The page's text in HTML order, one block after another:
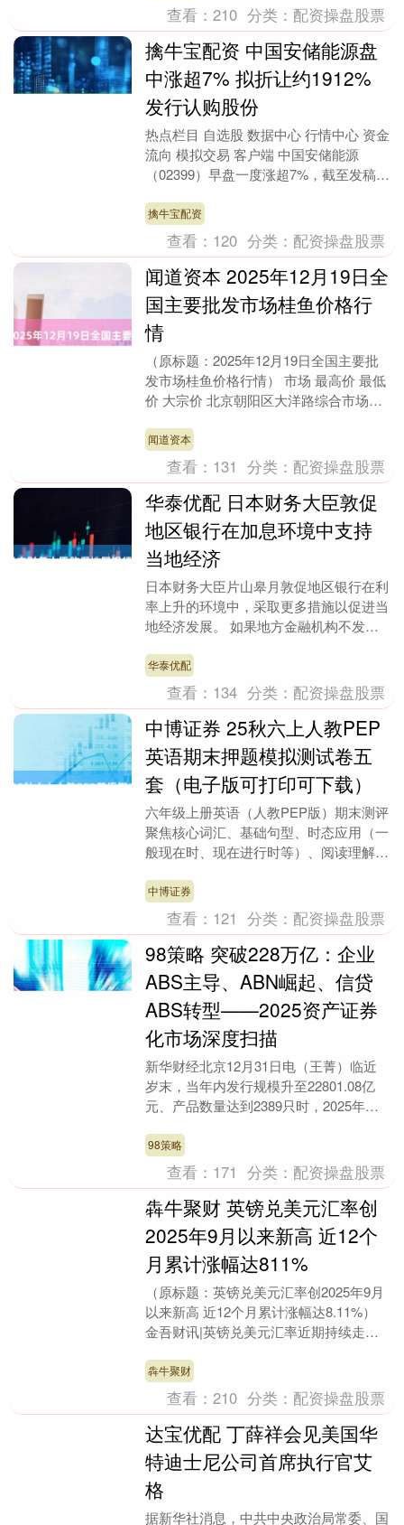
查看：210 分类： 配资操盘股票
擒牛宝配资 中国安储能源盘
中涨超7% 拟折让约1912%
发行认购股份
热点栏目 自选股 数据中心 行情中心 资金
流向 模拟交易 客户端 中国安储能源
（02399）早盘一度涨超7%，截至发稿，
擒牛宝配资
查看： 120 分类： 配资操盘股票
闻道资本 2025年12月19日全
国主要批发市场桂鱼价格行
情
（原标题：2025年12月19日全国主要批
发市场桂鱼价格行情） 市场 最高价 最低
价 大宗价 北京朝阳区大洋路综合市场
闻道资本
查看： 131 分类： 配资操盘股票
华泰优配 日本财务大臣敦促
地区银行在加息环境中支持
当地经济
日本财务大臣片山皋月敦促地区银行在利
率上升的环境中，采取更多措施以促进当
地经济发展。 如果地方金融机构不发放
未来，”片山皋月....
华泰优配
查看： 134 分类： 配资操盘股票
中博证券 25秋六上人教PEP
英语期末押题模拟测试卷五
套（电子版可打印可下载）
六年级上册英语（人教PEP版）期末测评
聚焦核心词汇、基础句型、时态应用（一
般现在时、现在进行时等）、阅读理解与
综合应用性，精....
中博证券
查看： 121 分类： 配资操盘股票
98策略 突破228万亿：企业
ABS主导、ABN崛起、信贷
ABS转型——2025资产证券
化市场深度扫描
新华财经北京12月31日电（王菁）临近
岁末，当年内发行规模升至22801.08亿
元、产品数量达到2389只时，2025年的
点、....
98策略
查看： 171 分类： 配资操盘股票
犇牛聚财 英镑兑美元汇率创
2025年9月以来新高 近12个
月累计涨幅达811%
（原标题：英镑兑美元汇率创2025年9月
以来新高 近12个月累计涨幅达8.11%）
金吾财讯|英镑兑美元汇率近期持续走
犇牛聚财
查看：210 分类： 配资操盘股票
达宝优配 丁薛祥会见美国华
特迪士尼公司首席执行官艾
格
据新华社消息，中共中央政治局常委、国